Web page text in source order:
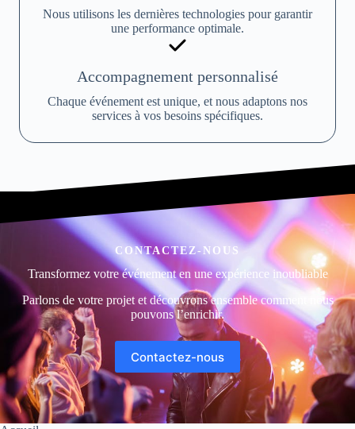
Nous utilisons les dernières technologies pour garantir
une performance optimale.
Accompagnement personnalisé
Chaque événement est unique, et nous adaptons nos
services à vos besoins spécifiques.
CONTACTEZ-NOUS
Transformez votre événement en une expérience inoubliable
Parlons de votre projet et découvrons ensemble comment nous
pouvons l’enrichir.
Contactez-nous